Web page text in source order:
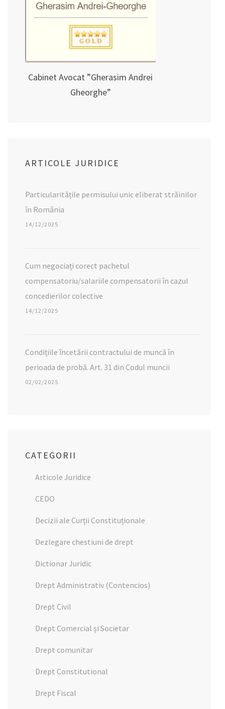
Cabinet Avocat ”Gherasim Andrei
Gheorghe”
ARTICOLE JURIDICE
Particularitățile permisului unic eliberat străinilor
în România
14/12/2025
Cum negociați corect pachetul
compensatoriu/salariile compensatorii în cazul
concedierilor colective
14/12/2025
Condițiile încetării contractului de muncă în
perioada de probă. Art. 31 din Codul muncii
02/02/2025
CATEGORII
Articole Juridice
CEDO
Decizii ale Curții Constituționale
Dezlegare chestiuni de drept
Dictionar Juridic
Drept Administrativ (Contencios)
Drept Civil
Drept Comercial și Societar
Drept comunitar
Drept Constitutional
Drept Fiscal